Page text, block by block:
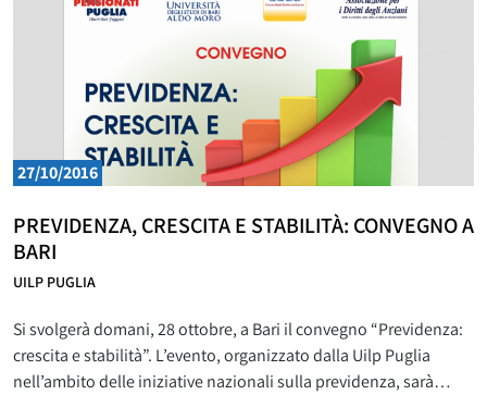
nazionale della UIL Pensionati e di Aldo Pugliese
27/10/2016
PREVIDENZA, CRESCITA E STABILITÀ: CONVEGNO A
BARI
UILP PUGLIA
Si svolgerà domani, 28 ottobre, a Bari il convegno “Previdenza:
crescita e stabilità”. L’evento, organizzato dalla Uilp Puglia
nell’ambito delle iniziative nazionali sulla previdenza, sarà